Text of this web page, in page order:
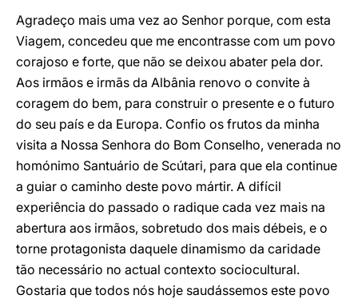
Agradeço mais uma vez ao Senhor porque, com esta
Viagem, concedeu que me encontrasse com um povo
corajoso e forte, que não se deixou abater pela dor.
Aos irmãos e irmãs da Albânia renovo o convite à
coragem do bem, para construir o presente e o futuro
do seu país e da Europa. Confio os frutos da minha
visita a Nossa Senhora do Bom Conselho, venerada no
homónimo Santuário de Scútari, para que ela continue
a guiar o caminho deste povo mártir. A difícil
experiência do passado o radique cada vez mais na
abertura aos irmãos, sobretudo dos mais débeis, e o
torne protagonista daquele dinamismo da caridade
tão necessário no actual contexto sociocultural.
Gostaria que todos nós hoje saudássemos este povo